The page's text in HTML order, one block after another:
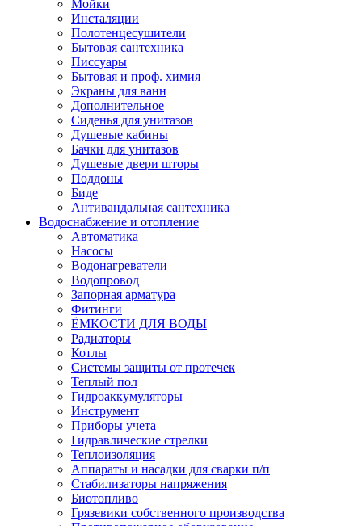
Мойки
Инсталяции
Полотенцесушители
Бытовая сантехника
Писсуары
Бытовая и проф. химия
Экраны для ванн
Дополнительное
Сиденья для унитазов
Душевые кабины
Бачки для унитазов
Душевые двери шторы
Поддоны
Биде
Антивандальная сантехника
Водоснабжение и отопление
Автоматика
Насосы
Водонагреватели
Водопровод
Запорная арматура
Фитинги
ЁМКОСТИ ДЛЯ ВОДЫ
Радиаторы
Котлы
Системы защиты от протечек
Теплый пол
Гидроаккумуляторы
Инструмент
Приборы учета
Гидравлические стрелки
Теплоизоляция
Аппараты и насадки для сварки п/п
Стабилизаторы напряжения
Биотопливо
Грязевики собственного производства